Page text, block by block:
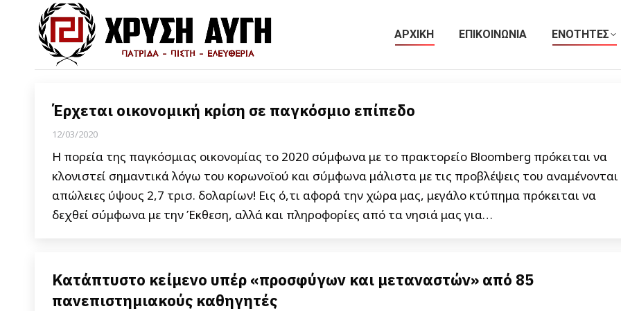
ΑΡΧΙΚΗ ΕΠΙΚΟΙΝΩΝΙΑ ΕΝΟΤΗΤΕΣ
Έρχεται οικονομική κρίση σε παγκόσμιο επίπεδο
12/03/2020
Η πορεία της παγκόσμιας οικονομίας το 2020 σύμφωνα με το πρακτορείο Bloomberg πρόκειται να
κλονιστεί σημαντικά λόγω του κορωνοϊού και σύμφωνα μάλιστα με τις προβλέψεις του αναμένονται
απώλειες ύψους 2,7 τρισ. δολαρίων! Εις ό,τι αφορά την χώρα μας, μεγάλο κτύπημα πρόκειται να
δεχθεί σύμφωνα με την Έκθεση, αλλά και πληροφορίες από τα νησιά μας για…
Κατάπτυστο κείμενο υπέρ «προσφύγων και μεταναστών» από 85
πανεπιστημιακούς καθηγητές